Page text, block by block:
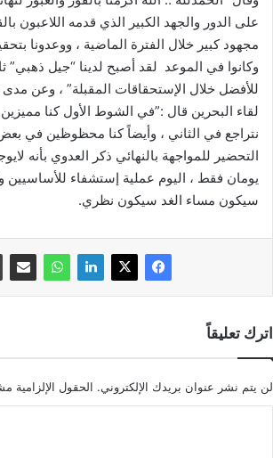
على الدور والجهد الكبير الذي قدمه اللاعبون
مجهود كبير خلال الفترة الماضية ، ووعدونا
وكانوا في الموعد لقد أصبح لدينا “جيل ذهبي”
للأفضل خلال الإستحقاقات المقبلة” ، وعن
لقاء البحرين قال :”في الشوط الأول كنا
نتراجع في الثاني ، وأيضاً كنا محظوظين في
التحضير للمواجهة بالنهائي ذكر العدوي بأنه
يومان فقط ، اليوم عملية إستشفاء للأساسيين
سيكون مساء الغد سيكون نظري.
اترك تعليقاً
لن يتم نشر عنوان بريدك الإلكتروني. الحقول الإلزامية